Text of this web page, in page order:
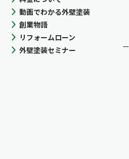
動画でわかる外壁塗装
創業物語
リフォームローン
外壁塗装セミナー